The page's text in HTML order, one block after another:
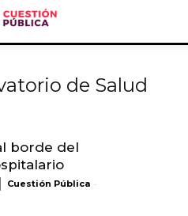
de Salud
borde del
Cuestión Pública -